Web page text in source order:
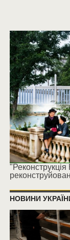
"Реконструкція
НОВИНИ